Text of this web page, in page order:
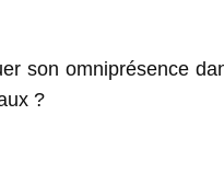
son omniprésence
?